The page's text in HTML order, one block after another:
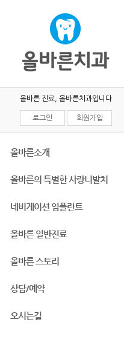
올바른 진료, 올바른치과입니다
로그인 회원가입
올바른소개
올바른의 특별한 사랑니발치
네비게이션 임플란트
올바른 일반진료
올바른 스토리
상담/예약
오시는길